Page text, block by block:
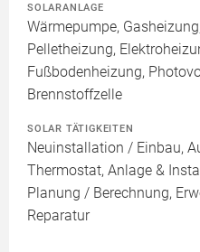
SOLARANLAGE
Wärmepumpe,
Pelletheizung,
Fußbodenheizung,
Brennstoffzelle
SOLAR TÄTIGKEITEN
Neuinstallation / Einbau,
Thermostat, Anlage &
Planung / Berechnung,
Reparatur